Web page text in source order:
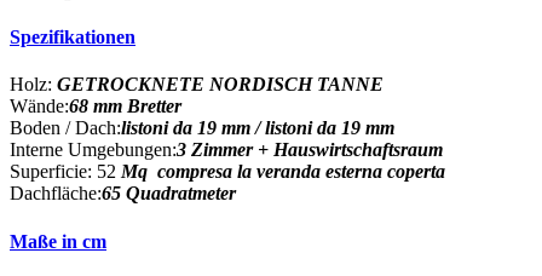
Spezifikationen
Holz: GETROCKNETE NORDISCH TANNE
Wände:68 mm Bretter
Boden / Dach:listoni da 19 mm / listoni da 19 mm
Interne Umgebungen:3 Zimmer + Hauswirtschaftsraum
Superficie: 52 Mq compresa la veranda esterna coperta
Dachfläche:65 Quadratmeter
Maße in cm